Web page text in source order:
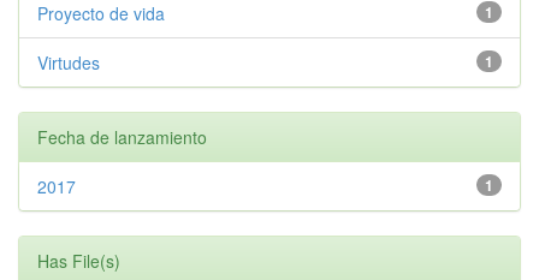
1
Proyecto de vida
1
Virtudes
Fecha de lanzamiento
1
2017
Has File(s)